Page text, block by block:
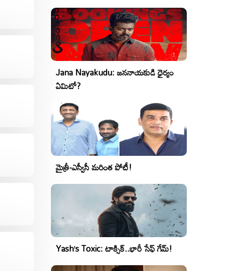
Jana Nayakudu: జననాయకుడి ధైర్యం
ఏమిటో?
మైత్రీ-ఎస్వీసీ మరింత పోటీ!
Yash’s Toxic: టాక్సిక్..భారీ సేఫ్ గేమ్!